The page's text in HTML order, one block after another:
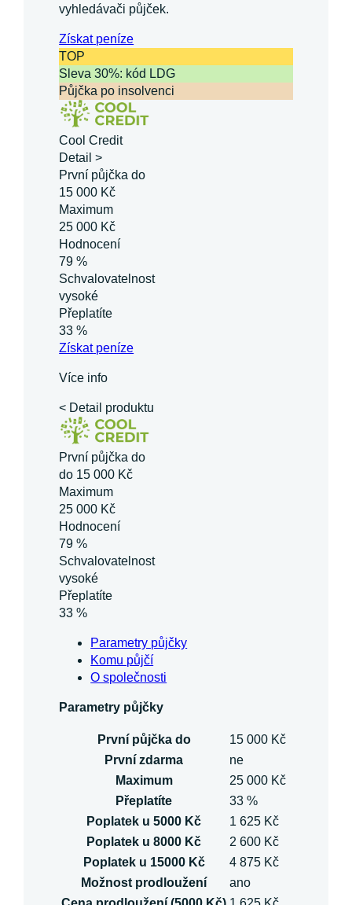
vyhledávači půjček.
Získatpeníze
TOP
Sleva 30%: kód LDG
Půjčka po insolvenci
Cool Credit
Detail >
První půjčka do
15 000 Kč
Maximum
25 000 Kč
Hodnocení
79 %
Schvalovatelnost
vysoké
Přeplatíte
33 %
Získatpeníze
Více info
< Detail produktu
První půjčka do
do 15 000 Kč
Maximum
25 000 Kč
Hodnocení
79 %
Schvalovatelnost
vysoké
Přeplatíte
33 %
Parametry půjčky
Komu půjčí
O společnosti
Parametry půjčky
První půjčka do
15 000 Kč
První zdarma
ne
Maximum
25 000 Kč
Přeplatíte
33 %
Poplatek u 5000 Kč
1 625 Kč
Poplatek u 8000 Kč
2 600 Kč
Poplatek u 15000 Kč
4 875 Kč
Možnost prodloužení
ano